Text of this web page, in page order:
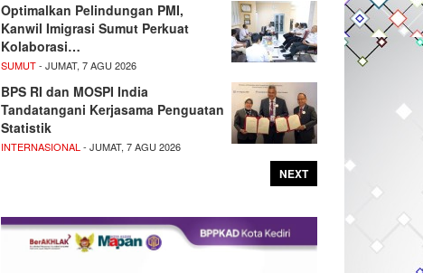
Optimalkan Pelindungan PMI,
Kanwil Imigrasi Sumut Perkuat
Kolaborasi…
SUMUT- JUMAT, 7 AGU 2026
BPS RI dan MOSPI India
Tandatangani Kerjasama Penguatan
Statistik
INTERNASIONAL - JUMAT, 7 AGU 2026
NEXT